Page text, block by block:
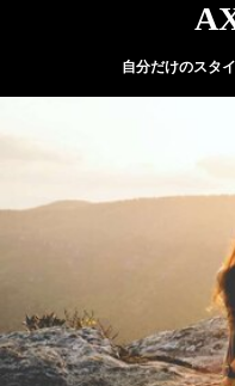
自分だけのスタ